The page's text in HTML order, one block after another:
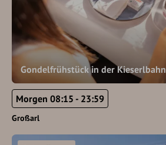
Gondelfrühstück in der Kieserlbahn
Morgen 08:15 - 23:59
Großarl